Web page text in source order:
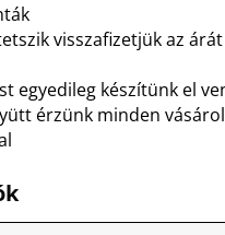
visszafizetjük az
egyedileg készítünk el
érzünk minden